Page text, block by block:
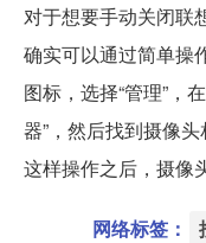
对于想要手动关闭联
确实可以通过简单操
图标，选择“管理”，
器”，然后找到摄像
这样操作之后，摄像
网络标签：